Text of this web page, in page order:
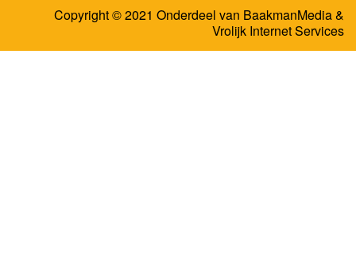
Copyright © 2021 Onderdeel van BaakmanMedia&
Vrolijk Internet Services